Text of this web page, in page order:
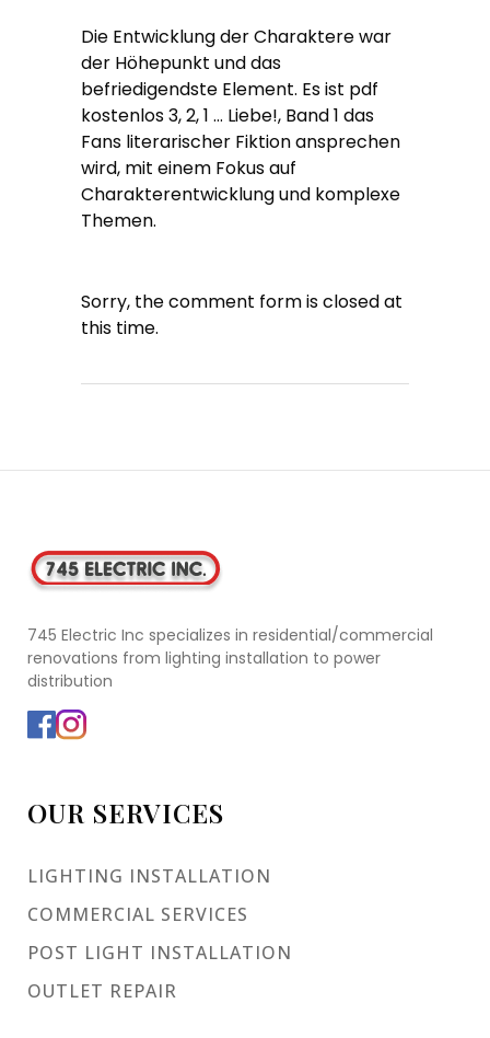
Die Entwicklung der Charaktere war
der Höhepunkt und das
befriedigendste Element. Es ist pdf
kostenlos 3, 2, 1 … Liebe!, Band 1 das
Fans literarischer Fiktion ansprechen
wird, mit einem Fokus auf
Charakterentwicklung und komplexe
Themen.
Sorry, the comment form is closed at
this time.
745 Electric Inc specializes in residential/commercial
renovations from lighting installation to power
distribution
OUR SERVICES
LIGHTING INSTALLATION
COMMERCIAL SERVICES
POST LIGHT INSTALLATION
OUTLET REPAIR